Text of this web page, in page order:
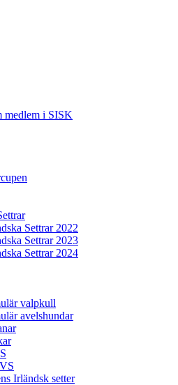
medlem i SISK
Settrar 2022
Settrar 2023
Settrar 2024
valpkull
avelshundar
Irländsk setter